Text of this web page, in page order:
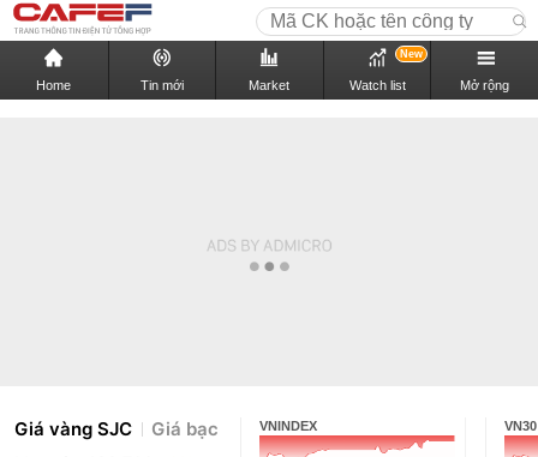
Home Tin mới Market Watch list
New
Mở rộng
Giá vàng SJC Giá bạc VNINDEX VN30